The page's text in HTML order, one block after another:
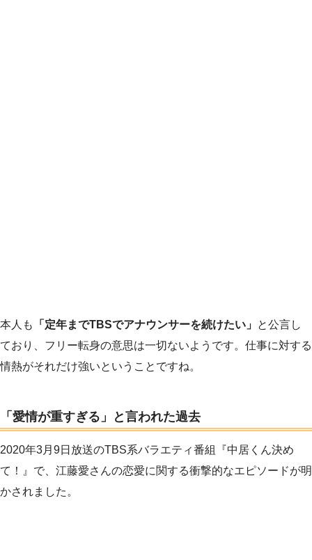
本人も 「定年までTBSでアナウンサーを続けたい」 と公言し
ており、フリー転身の意思は一切ないようです。仕事に対する
情熱がそれだけ強いということですね。
「愛情が重すぎる」と言われた過去
2020年3月9日放送のTBS系バラエティ番組『中居くん決め
て！』で、江藤愛さんの恋愛に関する衝撃的なエピソードが明
かされました。